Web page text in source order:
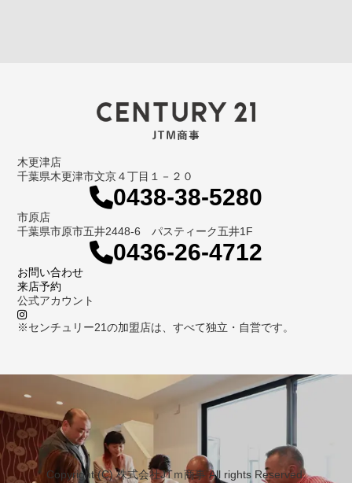
木更津店
千葉県木更津市文京４丁目１－２０
0438-38-5280
市原店
千葉県市原市五井2448-6 パスティーク五井1F
0436-26-4712
お問い合わせ
来店予約
公式アカウント
※センチュリー21の加盟店は、すべて独立・自営です。
Copyright (C) 株式会社JTｍ商事 All rights Reserved.